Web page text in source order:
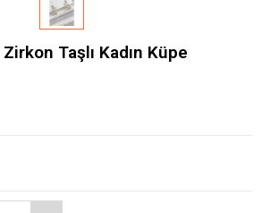
Taşlı Kadın Küpe